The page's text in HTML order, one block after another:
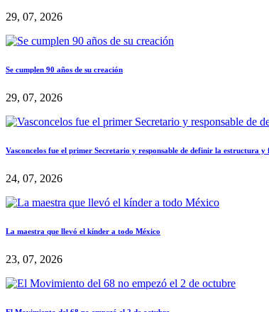
29, 07, 2026
Se cumplen 90 años de su creación
29, 07, 2026
Vasconcelos fue el primer Secretario y responsable de definir la estructura y
24, 07, 2026
La maestra que llevó el kínder a todo México
23, 07, 2026